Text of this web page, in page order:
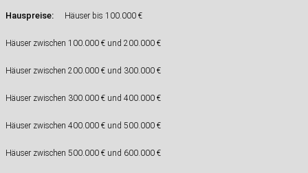
Hauspreise: Häuser bis 100.000 €
Häuser zwischen 100.000 € und 200.000 €
Häuser zwischen 200.000 € und 300.000 €
Häuser zwischen 300.000 € und 400.000 €
Häuser zwischen 400.000 € und 500.000 €
Häuser zwischen 500.000 € und 600.000 €